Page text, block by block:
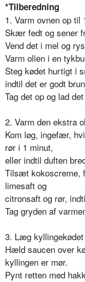
*Tilberedning
1. Varm ovnen op til
Skær fedt og sener
Vend det i mel og
Varm olien i en
Steg kødet hurtigt i
indtil det er godt
Tag det op og lad
2. Varm den ekstra
Kom løg, ingefær,
rør i 1 minut,
eller indtil duften
Tilsæt kokoscreme,
limesaft og
citronsaft og rør,
Tag gryden af
3. Læg
Hæld saucen over
kyllingen er mør.
Pynt retten med